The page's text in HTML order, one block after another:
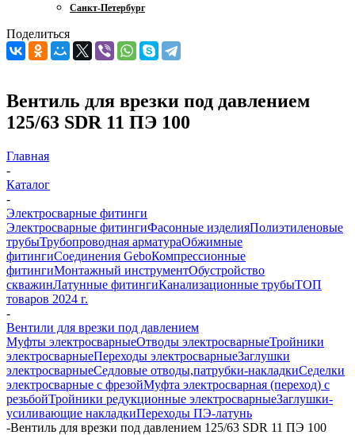
Санкт-Петербург
Поделиться
Вентиль для врезки под давлением
125/63 SDR 11 ПЭ 100
Главная
-
Каталог
-
Электросварные фитинги
Электросварные фитингиФасонные изделияПолиэтиленовые
трубыТрубопроводная арматураОбжимные
фитингиСоединения GeboКомпрессионные
фитингиМонтажный инструментОбустройство
скважинЛатунные фитингиКанализационные трубыТОП
товаров 2024 г.
-
Вентили для врезки под давлением
Муфты электросварныеОтводы электросварныеТройники
электросварныеПереходы электросварныеЗаглушки
электросварныеСедловые отводы,патрубки-накладкиСеделки
электросварные с фрезойМуфта электросварная (переход) с
резьбойТройники редукционные электросварныеЗаглушки-
усиливающие накладкиПереходы ПЭ-латунь
-Вентиль для врезки под давлением 125/63 SDR 11 ПЭ 100